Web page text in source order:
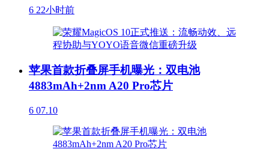
6 22小时前
苹果首款折叠屏手机曝光：双电池
4883mAh+2nm A20 Pro芯片
6 07.10